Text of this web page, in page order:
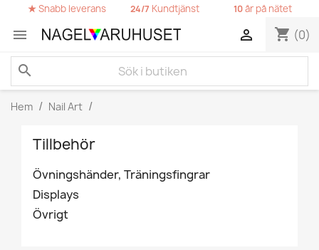
★Snabb leverans 24/7 Kundtjänst 10år på nätet
 shopping_cart (0)

search
Hem Nail Art
Tillbehör
Övningshänder, Träningsfingrar
Displays
Övrigt